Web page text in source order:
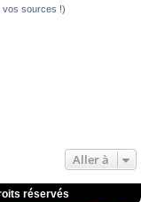
vos sources !)
Aller à
réservés